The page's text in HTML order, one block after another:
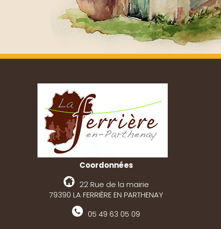
Coordonnées
22 Rue de la mairie
79390 LA FERRIÈRE EN PARTHENAY
05 49 63 05 09